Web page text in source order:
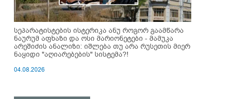
სეპარატისტების ისტერიკა ანუ როგორ გაამწარა
ნაურუმ აფხაზი და ოსი მარიონეტები - მამუკა
არეშიძის ანალიზი: იშლება თუ არა რუსეთის მიერ
ნაყიდი "აღიარებების" სისტემა?!
04.08.2026